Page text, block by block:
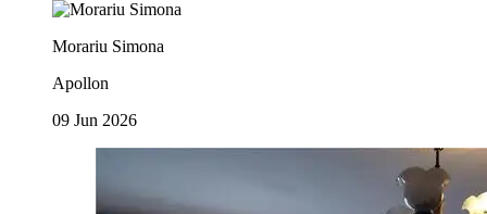
Morariu Simona
Apollon
09 Jun 2026